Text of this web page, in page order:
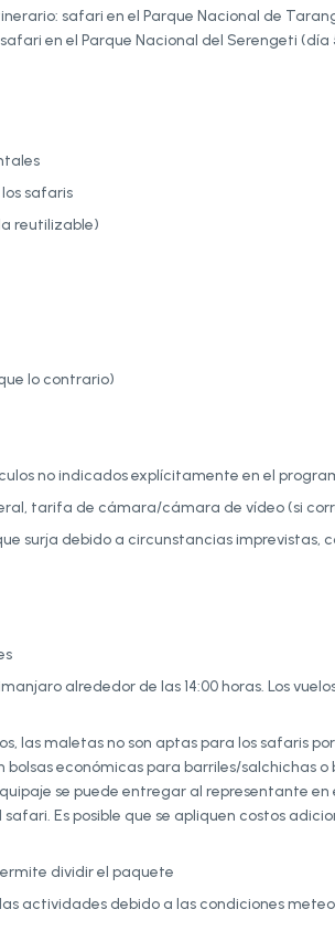
safari en el Parque Nacional de
en el Parque Nacional del Serengeti (día
safaris
reutilizable)
lo contrario)
no indicados explícitamente en el
tarifa de cámara/cámara de vídeo (si
surja debido a circunstancias imprevistas,
alrededor de las 14:00 horas. Los
las maletas no son aptas para los safaris
económicas para barriles/salchichas o
se puede entregar al representante
Es posible que se apliquen costos
dividir el paquete
actividades debido a las condiciones